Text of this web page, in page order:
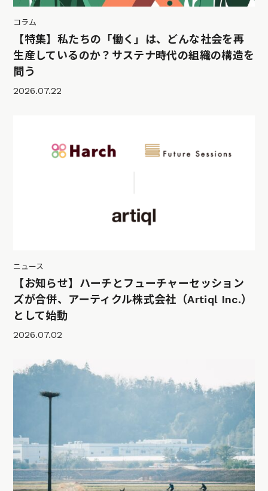
コラム
【特集】私たちの「働く」は、どんな社会を再
生産しているのか？サステナ時代の組織の構造を
問う
2026.07.22
ニュース
【お知らせ】ハーチとフューチャーセッション
ズが合併、アーティクル株式会社（Artiql Inc.）
として始動
2026.07.02